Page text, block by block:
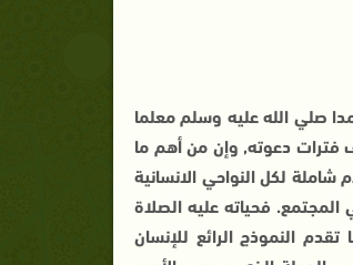
صلي الله عليه وسلم معلما
فترات دعوته, وإن من أهم ما
لكل النواحي الانسانية
فحياته عليه الصلاة
النموذج الرائع للإنسان